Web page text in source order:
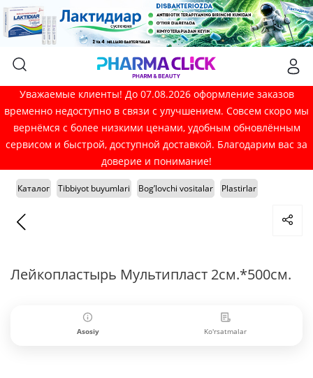
Уважаемые клиенты! До 07.08.2026 оформление заказов
временно недоступно в связи с улучшением. Совсем скоро мы
вернёмся с более низкими ценами, удобным обновлённым
сервисом и быстрой, доступной доставкой. Благодарим вас за
доверие и понимание!
Каталог Tibbiyot buyumlari Bog’lovchi vositalar Plastirlar
Лейкопластырь Мультипласт 2см.*500см.
Asosiy Ko'rsatmalar